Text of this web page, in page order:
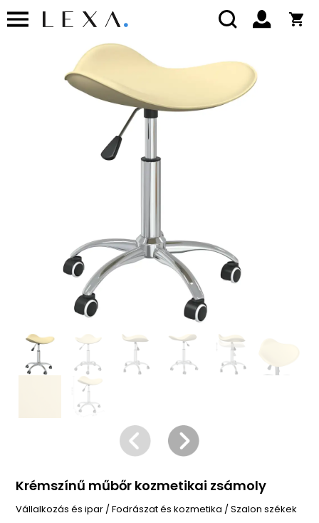
Krémszínű műbőr kozmetikai zsámoly
Vállalkozás és ipar /Fodrászat és kozmetika /Szalon székek